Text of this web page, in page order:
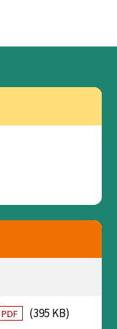
PDF
(395 KB)